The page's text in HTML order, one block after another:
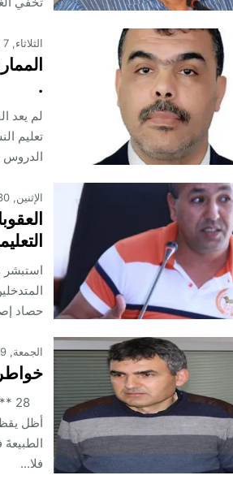
الثلاثاء, 7 نوفمبر 2017
.
لم يعد
تعليم
الدروس
الإثنين, 30 أكتوبر 2017
استبشر
حصاد
الجمعة, 29 سبتمبر 2017
أظل
فلا...